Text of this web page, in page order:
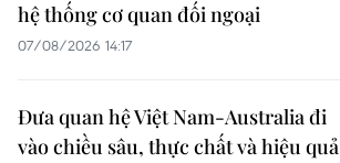
hệ thống cơ quan đối ngoại
07/08/2026 14:17
Đưa quan hệ Việt Nam-Australia đi
vào chiều sâu, thực chất và hiệu quả